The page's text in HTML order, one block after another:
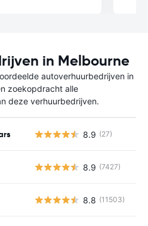
in Melbourne
autoverhuurbedrijven in
zoekopdracht alle
deze verhuurbedrijven.
8.9 (27)
8.9 (7427)
8.8 (11503)